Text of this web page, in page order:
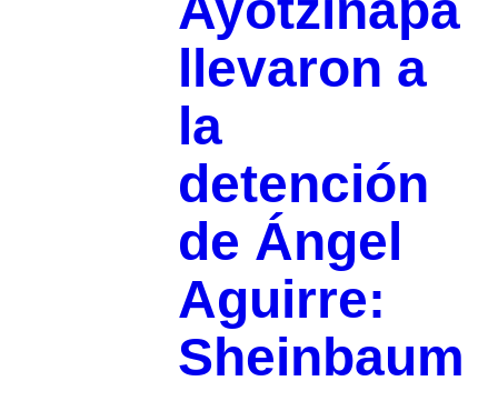
llevaron a
la
detención
de Ángel
Aguirre:
Sheinbaum